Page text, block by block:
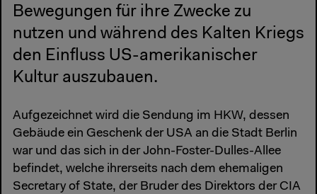
Bewegungen für ihre Zwecke zu
nutzen und während des Kalten Kriegs
den Einfluss US-amerikanischer
Kultur auszubauen.
Aufgezeichnet wird die Sendung im HKW, dessen
Gebäude ein Geschenk der USA an die Stadt Berlin
war und das sich in der John-Foster-Dulles-Allee
befindet, welche ihrerseits nach dem ehemaligen
Secretary of State, der Bruder des Direktors der CIA